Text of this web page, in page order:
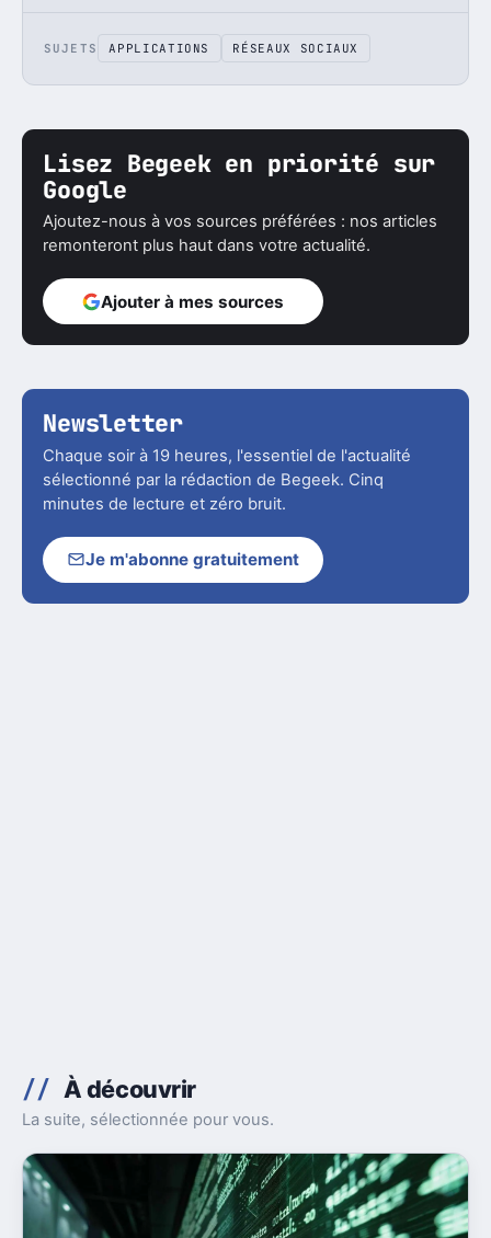
SUJETS APPLICATIONS RÉSEAUX SOCIAUX
Lisez Begeek en priorité sur
Google
Ajoutez-nous à vos sources préférées : nos articles
remonteront plus haut dans votre actualité.
Ajouter à mes sources
Newsletter
Chaque soir à 19 heures, l'essentiel de l'actualité
sélectionné par la rédaction de Begeek. Cinq
minutes de lecture et zéro bruit.
Je m'abonne gratuitement
À découvrir
La suite, sélectionnée pour vous.